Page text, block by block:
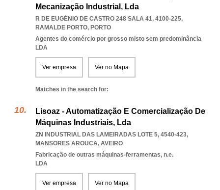
Mecanização Industrial, Lda
R DE EUGÉNIO DE CASTRO 248 SALA 41, 4100-225,
RAMALDE PORTO, PORTO
Agentes do comércio por grosso misto sem predominância
LDA
Ver empresa Ver no Mapa
Matches in the search for:
Lisoaz - Automatização E Comercialização De
Máquinas Industriais, Lda
ZN INDUSTRIAL DAS LAMEIRADAS LOTE 5, 4540-423,
MANSORES AROUCA, AVEIRO
Fabricação de outras máquinas-ferramentas, n.e.
LDA
Ver empresa Ver no Mapa